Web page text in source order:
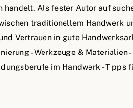
handelt. Als fester Autor auf
traditionellem Handwerk
Vertrauen in gute
- Werkzeuge & Materialien -
im Handwerk - Tipps